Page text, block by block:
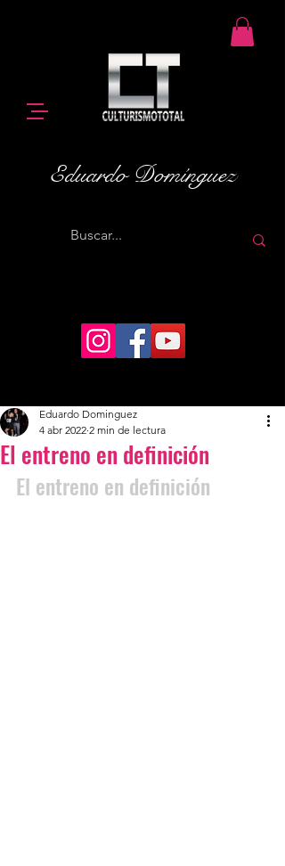
Eduardo Domínguez
El entreno en definición
Eduardo Dominguez
4 abr 2022 2 min de lectura
El entreno en definición